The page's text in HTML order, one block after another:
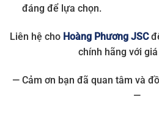
đáng để lựa chọn.
Liên hệ cho Hoàng Phương JSC
chính hãng với
— Cảm ơn bạn đã quan tâm và
—